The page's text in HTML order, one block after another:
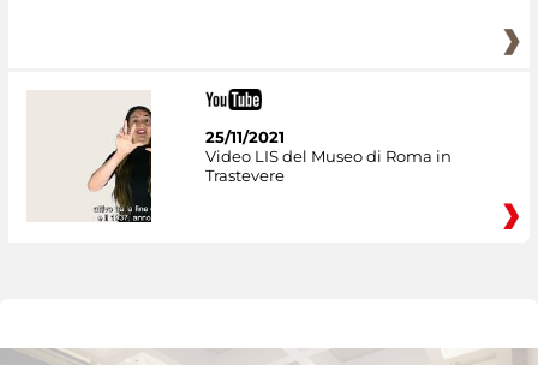
25/11/2021
Video LIS del Museo di Roma in
Trastevere